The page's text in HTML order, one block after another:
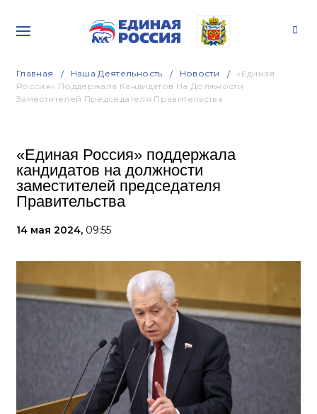
Главная Наша Деятельность Новости
«Единая
Россия» Поддержала Кандидатов На Должности
Заместителей Председателя Правительства
«Единая Россия» поддержала
кандидатов на должности
заместителей председателя
Правительства
14 мая 2024, 09:55